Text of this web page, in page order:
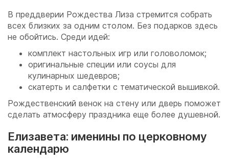
В преддверии Рождества Лиза стремится собрать
всех близких за одним столом. Без подарков здесь
не обойтись. Среди идей:
комплект настольных игр или головоломок;
оригинальные специи или соусы для
кулинарных шедевров;
скатерть и салфетки с тематической вышивкой.
Рождественский венок на стену или дверь поможет
сделать атмосферу праздника еще более душевной.
Елизавета: именины по церковному
календарю